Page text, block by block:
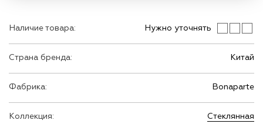
Наличие товара: Нужно уточнять
Страна бренда: Китай
Фабрика: Bonaparte
Коллекция: Стеклянная